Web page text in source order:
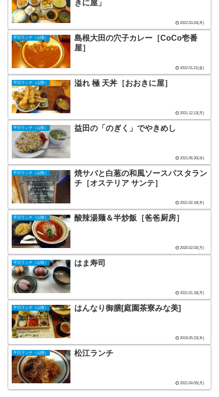
きに屋」
2022.03.24(木)
平日ランチ（山陰）
島根大田の穴子カレー［CoCo壱番
屋］
2022.01.21(金)
平日ランチ（山陰） 溢れ 極 天丼［おおきに屋］
2021.12.13(月)
平日ランチ（山陰） 益田の「のぎく」でやきめし
2021.06.30(水)
平日ランチ（山陰）
焼サバと白葱の和風ソースパスタラン
チ［オステリア サンテ］
2021.02.18(木)
平日ランチ（山陰） 酸辣湯麺＆半炒飯［爸爸厨房］
2020.02.03(月)
平日ランチ（山陰） はま寿司
2021.01.18(月)
平日ランチ（山陰） はんなり御膳[庭園茶寮みな美]
2019.05.23(木)
平日ランチ（山陰） 松江ランチ
2021.04.05(月)